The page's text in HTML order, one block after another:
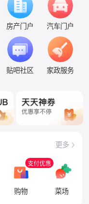
房产门户 汽车门户
贴吧社区 家政服务
更多
支付优惠
购物 菜场